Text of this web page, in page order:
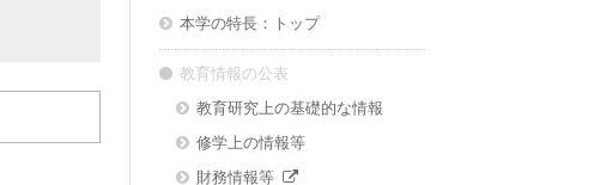
本学の特長：トップ
教育情報の公表
教育研究上の基礎的な情報
修学上の情報等
財務情報等